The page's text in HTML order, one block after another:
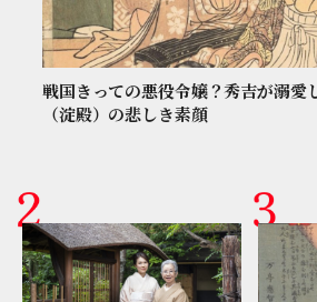
戦国きっての悪役令嬢？秀吉が溺愛
（淀殿）の悲しき素顔